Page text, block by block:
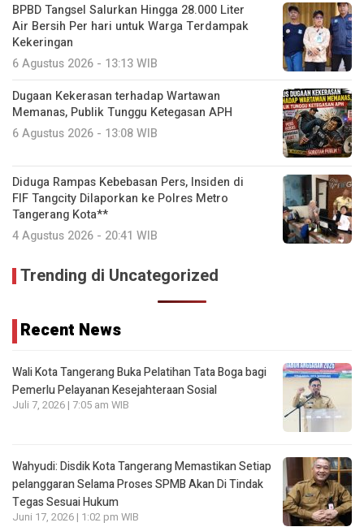
BPBD Tangsel Salurkan Hingga 28.000 Liter
Air Bersih Per hari untuk Warga Terdampak
Kekeringan
6 Agustus 2026 - 13:13 WIB
Dugaan Kekerasan terhadap Wartawan
Memanas, Publik Tunggu Ketegasan APH
6 Agustus 2026 - 13:08 WIB
Diduga Rampas Kebebasan Pers, Insiden di
FIF Tangcity Dilaporkan ke Polres Metro
Tangerang Kota**
4 Agustus 2026 - 20:41 WIB
Trending di Uncategorized
Recent News
Wali Kota Tangerang Buka Pelatihan Tata Boga bagi
Pemerlu Pelayanan Kesejahteraan Sosial
Juli 7, 2026 | 7:05 am WIB
Wahyudi: Disdik Kota Tangerang Memastikan Setiap
pelanggaran Selama Proses SPMB Akan Di Tindak
Tegas Sesuai Hukum
Juni 17, 2026 | 1:02 pm WIB